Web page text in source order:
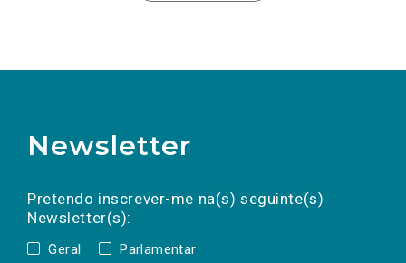
Newsletter
Pretendo inscrever-me na(s) seguinte(s)
Newsletter(s):
Geral Parlamentar
a(s) newsletter(s).
mail